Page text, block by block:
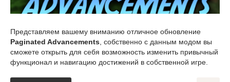
Представляем вашему вниманию отличное обновление
Paginated Advancements, собственно с данным модом вы
сможете открыть для себя возможность изменить привычный
функционал и навигацию достижений в собственной игре.